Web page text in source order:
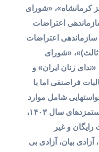
کرمانشاه»، «شورای
اعتراضات
اعتراضات
«شورای
زنان ایران» و
فراصنفی اما با
شامل موارد
اعتراض به دستمزدهای سال ۱۴۰۳،
و غیر
آزادی بیان، آزادی بی